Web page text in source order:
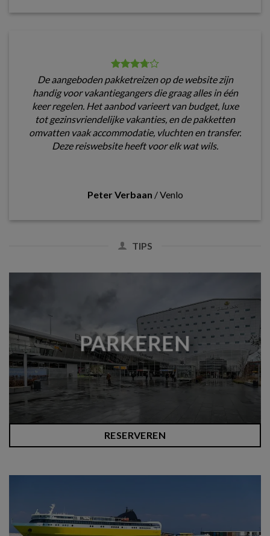
De aangeboden pakketreizen op de website zijn
handig voor vakantiegangers die graag alles in één
keer regelen. Het aanbod varieert van budget, luxe
tot gezinsvriendelijke vakanties, en de pakketten
omvatten vaak accommodatie, vluchten en transfer.
Deze reiswebsite heeft voor elk wat wils.
Peter Verbaan /Venlo
TIPS
PARKEREN
RESERVEREN